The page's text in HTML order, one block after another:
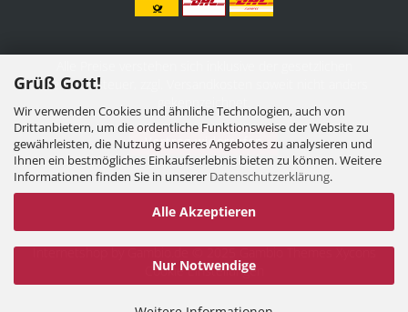
Grüß Gott!
Wir verwenden Cookies und ähnliche Technologien, auch von
Drittanbietern, um die ordentliche Funktionsweise der Website zu
gewährleisten, die Nutzung unseres Angebotes zu analysieren und
Ihnen ein bestmögliches Einkaufserlebnis bieten zu können. Weitere
Informationen finden Sie in unserer Datenschutzerklärung.
Alle Akzeptieren
Nur Notwendige
Mehrwertsteuer, zzgl.
gekennzeichnet.
Vertrag widerrufen
Internetshopby Gambio.de © 2025 Gambio ThemesXycons
Cookie Einstellungen